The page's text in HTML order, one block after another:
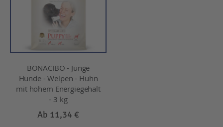
BONACIBO - Junge
Hunde - Welpen - Huhn
mit hohem Energiegehalt
- 3 kg
Ab 11,34 €